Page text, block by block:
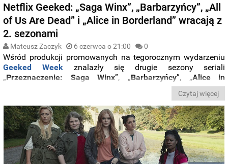
Netflix Geeked: „Saga Winx”, „Barbarzyńcy”, „All
of Us Are Dead” i „Alice in Borderland” wracają z
2. sezonami
Mateusz Zaczyk 6 czerwca o 21:00 0
Wśród produkcji promowanych na tegorocznym wydarzeniu
Geeked Weekznalazły się drugie sezony seriali
„Przeznaczenie: Saga Winx”, „Barbarzyńcy”, „Alice in
”. Kiedy produkcje
powrócą z nowymi odcinkami? Zobaczciepierwsze
zapowiedzi wideo.
Czytaj więcej